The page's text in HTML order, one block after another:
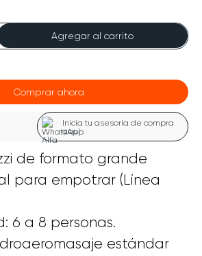
Agregar al carrito
Comprar ahora
Inicia tu asesoría de compra
aquí
de formato grande
para empotrar (Línea
6 a 8 personas.
estándar